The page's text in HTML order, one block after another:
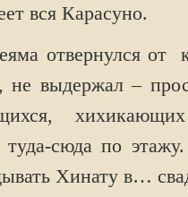
вся Карасуно.
отвернулся от
не выдержал –
туда-сюда по
Хинату в…